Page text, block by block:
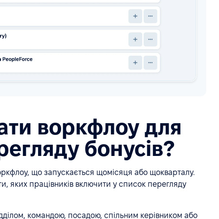
воркфлоу для
бонусів?
що запускається щомісяця або щокварталу.
яких працівників включити у список перегляду
командою, посадою, спільним керівником або